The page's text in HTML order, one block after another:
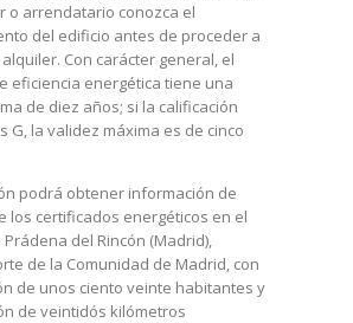
o arrendatario conozca el
del edificio antes de proceder a
Con carácter general, el
eficiencia energética tiene una
de diez años; si la calificación
G, la validez máxima es de cinco
podrá obtener información de
los certificados energéticos en el
del Rincón (Madrid),
de la Comunidad de Madrid, con
de unos ciento veinte habitantes y
de veintidós kilómetros